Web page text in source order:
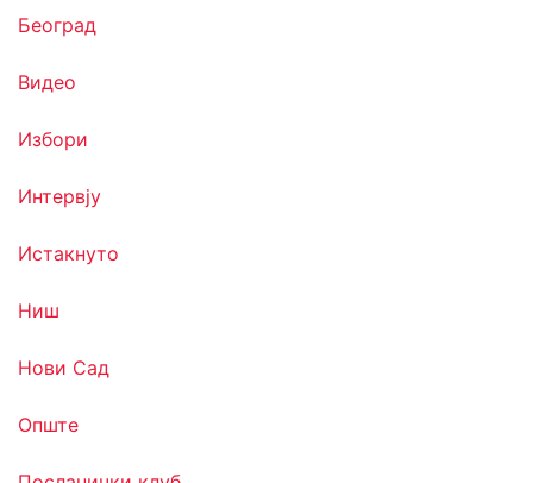
Београд
Видео
Избори
Интервју
Истакнуто
Ниш
Нови Сад
Опште